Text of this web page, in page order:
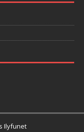
Ilyfunet